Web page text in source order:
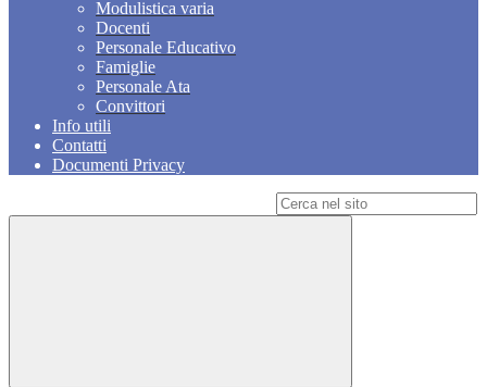
Modulistica varia
Docenti
Personale Educativo
Famiglie
Personale Ata
Convittori
Info utili
Contatti
Documenti Privacy